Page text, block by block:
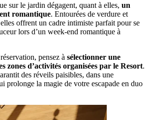
sur le jardin dégagent, quant à elles, un
romantique. Entourées de verdure et
offrent un cadre intimiste parfait pour se
lors d’un week-end romantique à
pensez à sélectionner une
zones d’activités organisées par le Resort.
des réveils paisibles, dans une
prolonge la magie de votre escapade en duo